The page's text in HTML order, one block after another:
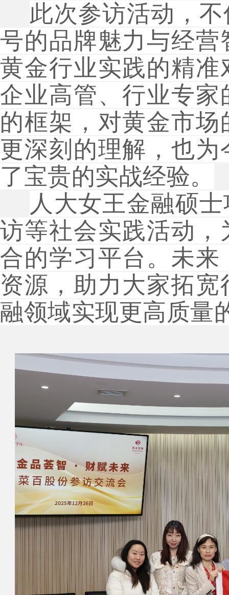
此次参访活动，
号的品牌魅力与经
黄金行业实践的精
企业高管、行业专
的框架，对黄金市
更深刻的理解，也
了宝贵的实战经验。
人大女王金融硕
访等社会实践活动
合的学习平台。未
资源，助力大家拓
融领域实现更高质量